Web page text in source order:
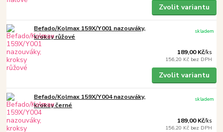
Zvolit variantu
Befado/Kolmax 159X/Y001 nazouváky,
kroksy růžové
189,00 Kč/ks
156,20 Kč bez DPH
skladem
Zvolit variantu
Befado/Kolmax 159X/Y004 nazouváky,
kroksy černé
189,00 Kč/ks
156,20 Kč bez DPH
skladem